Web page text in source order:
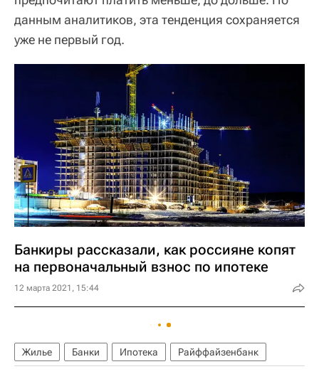
данным аналитиков, эта тенденция сохраняется
уже не первый год.
Банкиры рассказали, как россияне копят
на первоначальный взнос по ипотеке
12 марта 2021, 15:44
Жилье Банки Ипотека Райффайзенбанк